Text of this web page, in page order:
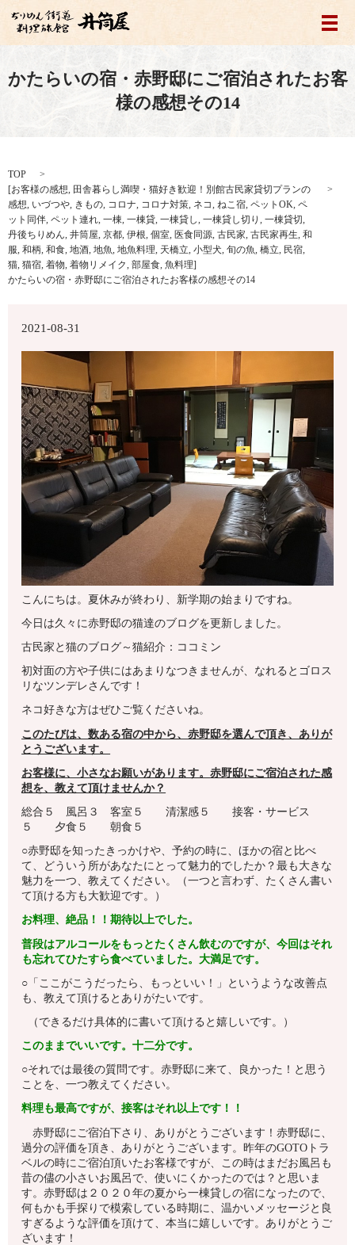
メ
かたらいの宿・赤野邸にご宿泊されたお客
様の感想その14
TOP
[お客様の感想, 田舎暮らし満喫・猫好き歓迎！別館古民家貸切プランの
感想, いづつや, きもの, コロナ, コロナ対策, ネコ, ねこ宿, ペットOK, ペ
ット同伴, ペット連れ, 一棟, 一棟貸, 一棟貸し, 一棟貸し切り , 一棟貸切,
丹後ちりめん, 井筒屋, 京都, 伊根, 個室, 医食同源, 古民家, 古民家再生, 和
服, 和柄, 和食, 地酒, 地魚, 地魚料理, 天橋立, 小型犬, 旬の魚, 橋立, 民宿,
猫, 猫宿, 着物, 着物リメイク, 部屋食, 魚料理]
かたらいの宿・赤野邸にご宿泊されたお客様の感想その14
2021-08-31
こんにちは。夏休みが終わり、新学期の始まりですね。
今日は久々に赤野邸の猫達のブログを更新しました。
古民家と猫のブログ～猫紹介：ココミン
初対面の方や子供にはあまりなつきませんが、なれるとゴロス
リなツンデレさんです！
ネコ好きな方はぜひご覧くださいね。
このたびは、数ある宿の中から、赤野邸を選んで頂き、ありが
とうございます。
お客様に、小さなお願いがあります。赤野邸にご宿泊された感
想を、教えて頂けませんか？
総合５ 風呂３ 客室５ 清潔感５ 接客・サービス
５ 夕食５ 朝食５
○赤野邸を知ったきっかけや、予約の時に、ほかの宿と比べ
て、どういう所があなたにとって魅力的でしたか？最も大きな
魅力を一つ、教えてください。（一つと言わず、たくさん書い
て頂ける方も大歓迎です。）
お料理、絶品！！期待以上でした。
普段はアルコールをもっとたくさん飲むのですが、今回はそれ
も忘れてひたすら食べていました。大満足です。
○「ここがこうだったら、もっといい！」というような改善点
も、教えて頂けるとありがたいです。
（できるだけ具体的に書いて頂けると嬉しいです。）
このままでいいです。十二分です。
○それでは最後の質問です。赤野邸に来て、良かった！と思う
ことを、一つ教えてください。
料理も最高ですが、接客はそれ以上です！！
赤野邸にご宿泊下さり、ありがとうございます！赤野邸に、
過分の評価を頂き、ありがとうございます。昨年のGOTOトラ
ベルの時にご宿泊頂いたお客様ですが、この時はまだお風呂も
昔の儘の小さいお風呂で、使いにくかったのでは？と思いま
す。赤野邸は２０２０年の夏から一棟貸しの宿になったので、
何もかも手探りで模索している時期に、温かいメッセージと良
すぎるような評価を頂けて、本当に嬉しいです。ありがとうご
ざいます！